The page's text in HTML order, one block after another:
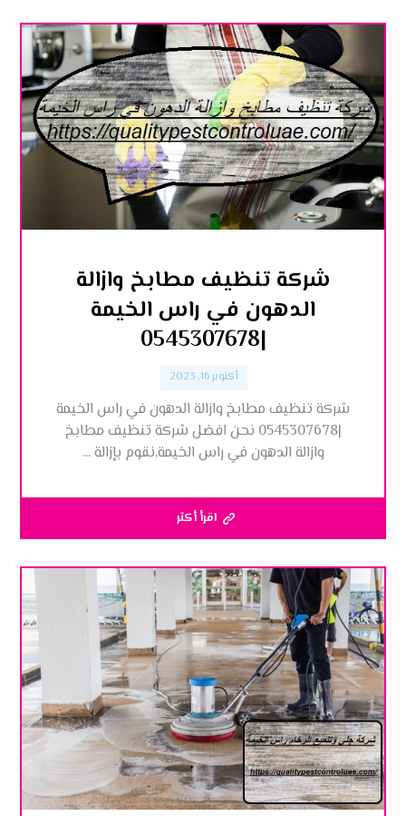
شركة تنظيف مطابخ وازالة
الدهون في راس الخيمة
|0545307678
أكتوبر 16, 2023
شركة تنظيف مطابخ وازالة الدهون في راس الخيمة
|0545307678 نحن افضل شركة تنظيف مطابخ
وازالة الدهون في راس الخيمة,نقوم بإزالة ...
اقرأ أكثر